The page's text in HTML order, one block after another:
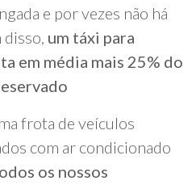
e por vezes não há
um táxi para
em média mais 25% do
frota de veículos
com ar condicionado
os nossos